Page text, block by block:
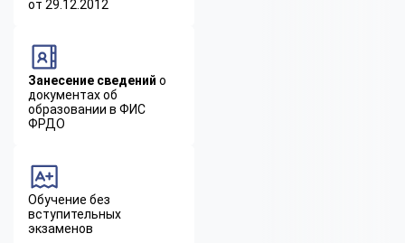
от 29.12.2012
Занесение сведений о
документах об
образовании в ФИС
ФРДО
Обучение без
вступительных
экзаменов